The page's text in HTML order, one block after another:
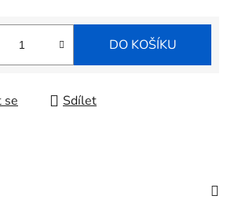
DO KOŠÍKU
se Sdílet